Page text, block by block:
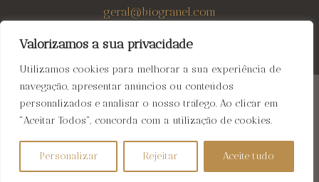
Valorizamos a sua privacidade
Utilizamos cookies para melhorar a sua experiência de
navegação, apresentar anúncios ou conteúdos
personalizados e analisar o nosso tráfego. Ao clicar em
"Aceitar Todos", concorda com a utilização de cookies.
Personalizar Rejeitar Aceite tudo
geral@biogranel.com
Biogranel © 2026 All rights reserved | Web Design:
Fibra Design